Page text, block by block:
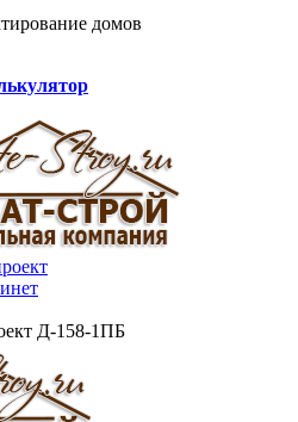
домов
Д-158-1ПБ